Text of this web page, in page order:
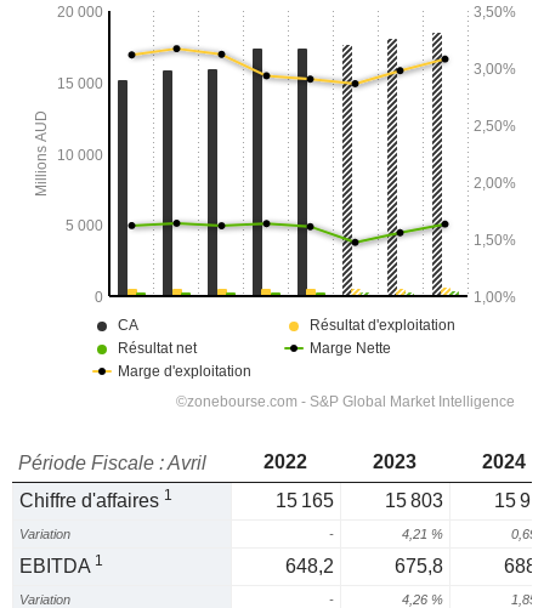
Période Fiscale : Avril 2022 2023
2024
Chiffre d'affaires 1 15 165 15 803 15
Variation - 4,21 % 0,69
EBITDA 1 648,2 675,8
Variation - 4,26 % 1,85